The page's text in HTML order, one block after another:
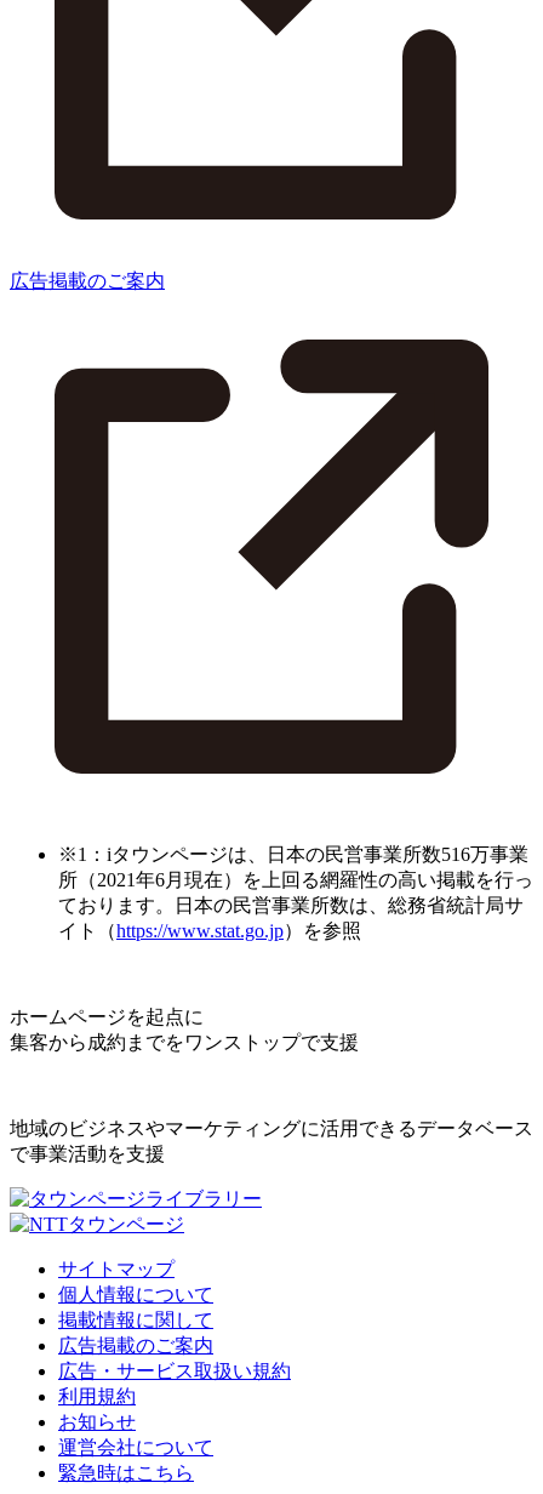
広告掲載のご案内
※1：iタウンページは、日本の民営事業所数516万事業
所（2021年6月現在）を上回る網羅性の高い掲載を行っ
ております。日本の民営事業所数は、総務省統計局サ
イト（https://www.stat.go.jp）を参照
ホームページを起点に
集客から成約までをワンストップで支援
地域のビジネスやマーケティングに活用できるデータベース
で事業活動を支援
サイトマップ
個人情報について
掲載情報に関して
広告掲載のご案内
広告・サービス取扱い規約
利用規約
お知らせ
運営会社について
緊急時はこちら